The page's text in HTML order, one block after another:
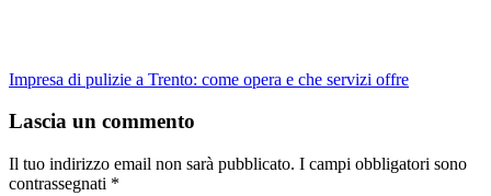
Impresa di pulizie a Trento: come opera e che servizi offre
Lascia un commento
Il tuo indirizzo email non sarà pubblicato. I campi obbligatori sono
contrassegnati *